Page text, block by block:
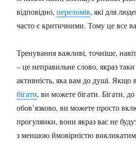
відповідно,переломів, які для
часто є критичними. Тому це все
Тренування важливі, точніше,
– це неправильне слово, якраз
активність, яка вам до душі. Якщо
бігати, ви можете бігати. Бігати, до
обов’язково, ви можете просто
прогулянки, вони якраз вас не
з меншою ймовірністю